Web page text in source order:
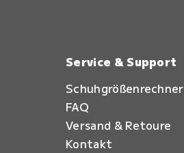
Service & Support
Schuhgrößenrechner
FAQ
Versand & Retoure
Kontakt